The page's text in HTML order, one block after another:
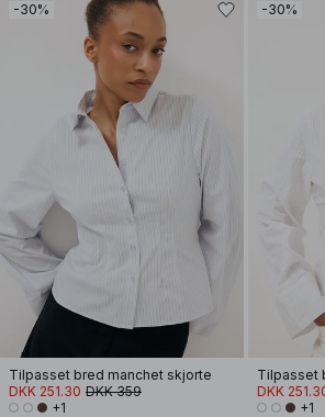
-30%
Tilpasset bred manchet skjorte
DKK 251.30 DKK 359
+1
-30%
Tilpasset
DKK
+1